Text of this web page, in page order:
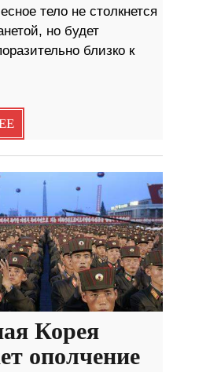
тело не столкнется
но будет
близко к
Корея
ополчение